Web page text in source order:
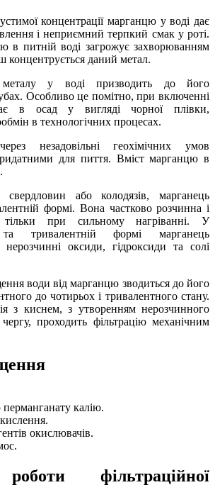
концентрації марганцю у воді дає
і неприємний терпкий смак у роті.
в питній воді загрожує захворюванням
концентрується даний метал.
металу у воді призводить до його
Особливо це помітно, при включенні
в осад у вигляді чорної плівки,
в технологічних процесах.
незадовільні геохімічних умов
для пиття. Вміст марганцю в
або колодязів, марганець
формі. Вона частково розчинна і
при сильному нагріванні. У
та тривалентній формі марганець
нерозчинні оксиди, гідроксиди та солі
води від марганцю зводиться до його
до чотирьох і тривалентного стану.
з киснем, з утворенням нерозчинного
проходить фільтрацію механічним
калію.
окислювачів.
фільтраційної